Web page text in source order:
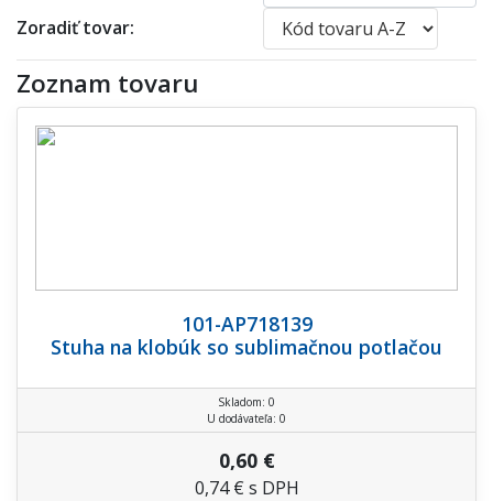
Zoradiť tovar:
Zoznam tovaru
101-AP718139
Stuha na klobúk so sublimačnou potlačou
Skladom: 0
U dodávateľa: 0
0,60 €
0,74 € s DPH